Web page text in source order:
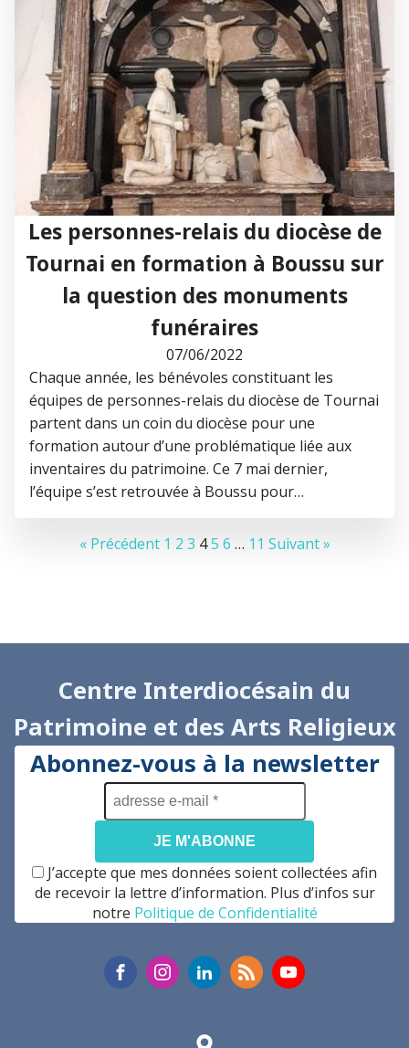
Les personnes-relais du diocèse de
Tournai en formation à Boussu sur
la question des monuments
funéraires
07/06/2022
Chaque année, les bénévoles constituant les
équipes de personnes-relais du diocèse de Tournai
partent dans un coin du diocèse pour une
formation autour d’une problématique liée aux
inventaires du patrimoine. Ce 7 mai dernier,
l’équipe s’est retrouvée à Boussu pour…
« Précédent 1 2 3 4 5 6 … 11 Suivant »
Centre Interdiocésain du
Patrimoine et des Arts Religieux
Abonnez-vous à la newsletter
adresse
e-
mail
*
J’accepte que mes données soient collectées afin
de recevoir la lettre d’information. Plus d’infos sur
notre Politique de Confidentialité